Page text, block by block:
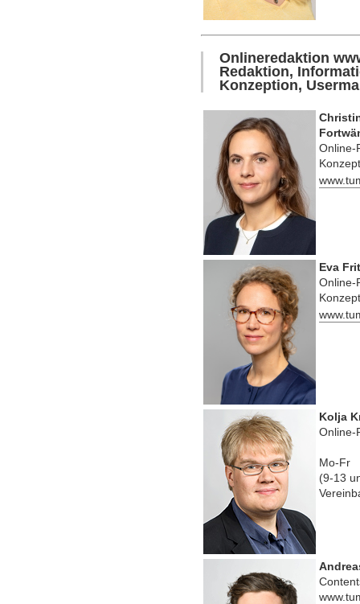
Onlineredaktion
Redaktion,
Konzeption,
Online-
Eva
Online-
Kolja
Online-
Mo-Fr
(9-13